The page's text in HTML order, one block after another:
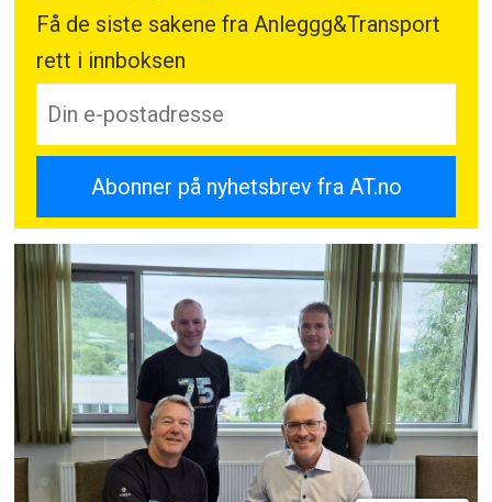
Få de siste sakene fra Anleggg&Transport
rett i innboksen